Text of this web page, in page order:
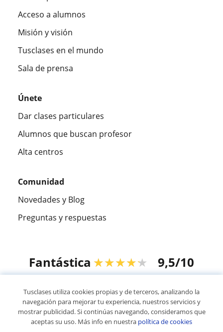
Acceso a alumnos
Misión y visión
Tusclases en el mundo
Sala de prensa
Únete
Dar clases particulares
Alumnos que buscan profesor
Alta centros
Comunidad
Novedades y Blog
Preguntas y respuestas
Fantástica ★★★★★ 9,5/10
© 2007 - 2026 Tusclases.co
Tusclases utiliza cookies propias y de terceros, analizando la
navegación para mejorar tu experiencia, nuestros servicios y
mostrar publicidad. Si continúas navegando, consideramos que
aceptas su uso. Más info en nuestra política de cookies